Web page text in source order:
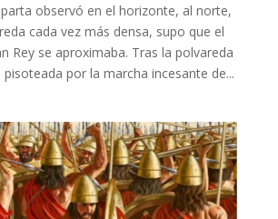
observó en el horizonte, al norte,
cada vez más densa, supo que el
Rey se aproximaba. Tras la polvareda
por la marcha incesante de...